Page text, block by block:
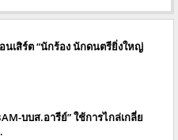
เสิร์ต “นักร้อง นักดนตรียิ่งใหญ่
บบส.อารีย์” ใช้การไกล่เกลี่ย